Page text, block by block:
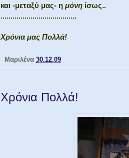
και -μεταξύ μας- η μόνη ίσως..
......................................
Χρόνια μας Πολλά!
Μαριλένα 30.12.09
Χρόνια Πολλά!